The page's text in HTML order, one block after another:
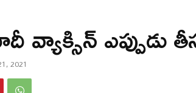
వ్యాక్సిన్ ఎప్పుడు
2021